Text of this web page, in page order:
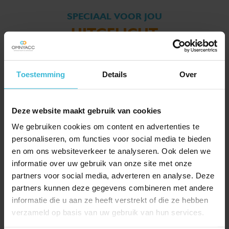
Toestemming Details Over
Deze website maakt gebruik van cookies
We gebruiken cookies om content en advertenties te
personaliseren, om functies voor social media te bieden
en om ons websiteverkeer te analyseren. Ook delen we
informatie over uw gebruik van onze site met onze
partners voor social media, adverteren en analyse. Deze
partners kunnen deze gegevens combineren met andere
informatie die u aan ze heeft verstrekt of die ze hebben
verzameld op basis van uw gebruik van hun services.
SPECIAAL VOOR JOU
UITGELICHT
Vraag buitenlandse btw
over 2025 uiterlijk 30
september 2026 terug